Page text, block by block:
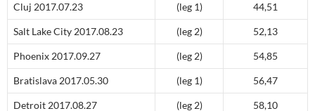
Cluj 2017.07.23 (leg 1) 44,51
Salt Lake City 2017.08.23 (leg 2) 52,13
Phoenix 2017.09.27 (leg 2) 54,85
Bratislava 2017.05.30 (leg 1) 56,47
Detroit 2017.08.27 (leg 2) 58,10